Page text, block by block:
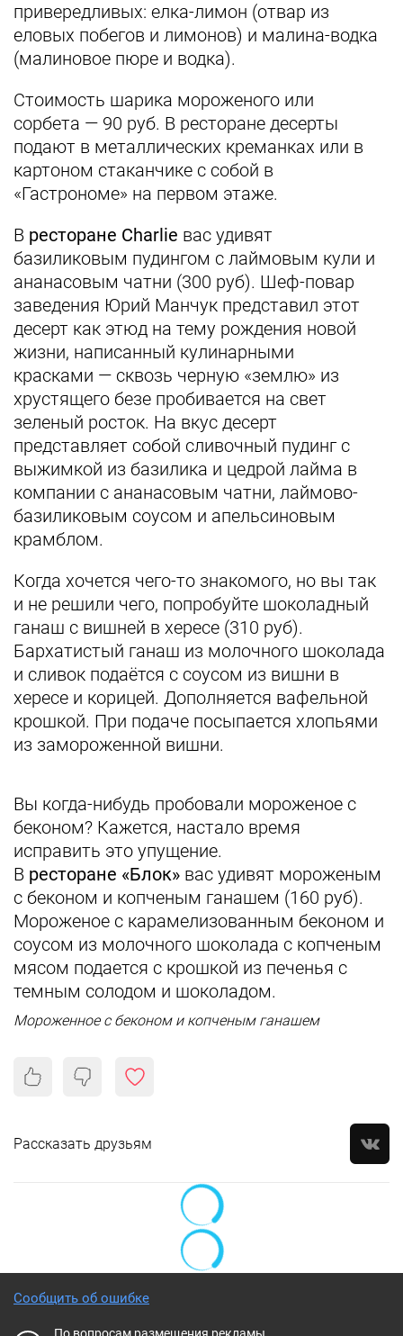
привередливых: елка-лимон (отвар из
еловых побегов и лимонов) и малина-водка
(малиновое пюре и водка).
Стоимость шарика мороженого или
сорбета — 90 руб. В ресторане десерты
подают в металлических креманках или в
картоном стаканчике с собой в
«Гастрономе» на первом этаже.
В ресторане Charlie вас удивят
базиликовым пудингом с лаймовым кули и
ананасовым чатни (300 руб). Шеф-повар
заведения Юрий Манчук представил этот
десерт как этюд на тему рождения новой
жизни, написанный кулинарными
красками — сквозь черную «землю» из
хрустящего безе пробивается на свет
зеленый росток. На вкус десерт
представляет собой сливочный пудинг с
выжимкой из базилика и цедрой лайма в
компании с ананасовым чатни, лаймово-
базиликовым соусом и апельсиновым
крамблом.
Когда хочется чего-то знакомого, но вы так
и не решили чего, попробуйте шоколадный
ганаш с вишней в хересе (310 руб).
Бархатистый ганаш из молочного шоколада
и сливок подаётся с соусом из вишни в
хересе и корицей. Дополняется вафельной
крошкой. При подаче посыпается хлопьями
из замороженной вишни.
Вы когда-нибудь пробовали мороженое с
беконом? Кажется, настало время
исправить это упущение.
В ресторане «Блок» вас удивят мороженым
с беконом и копченым ганашем (160 руб).
Мороженое с карамелизованным беконом и
соусом из молочного шоколада с копченым
мясом подается с крошкой из печенья с
темным солодом и шоколадом.
Мороженное с беконом и копченым ганашем
Рассказать друзьям
Сообщить об ошибке